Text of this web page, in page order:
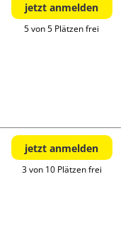
jetzt anmelden
5 von 5 Plätzen frei
jetzt anmelden
3 von 10 Plätzen frei